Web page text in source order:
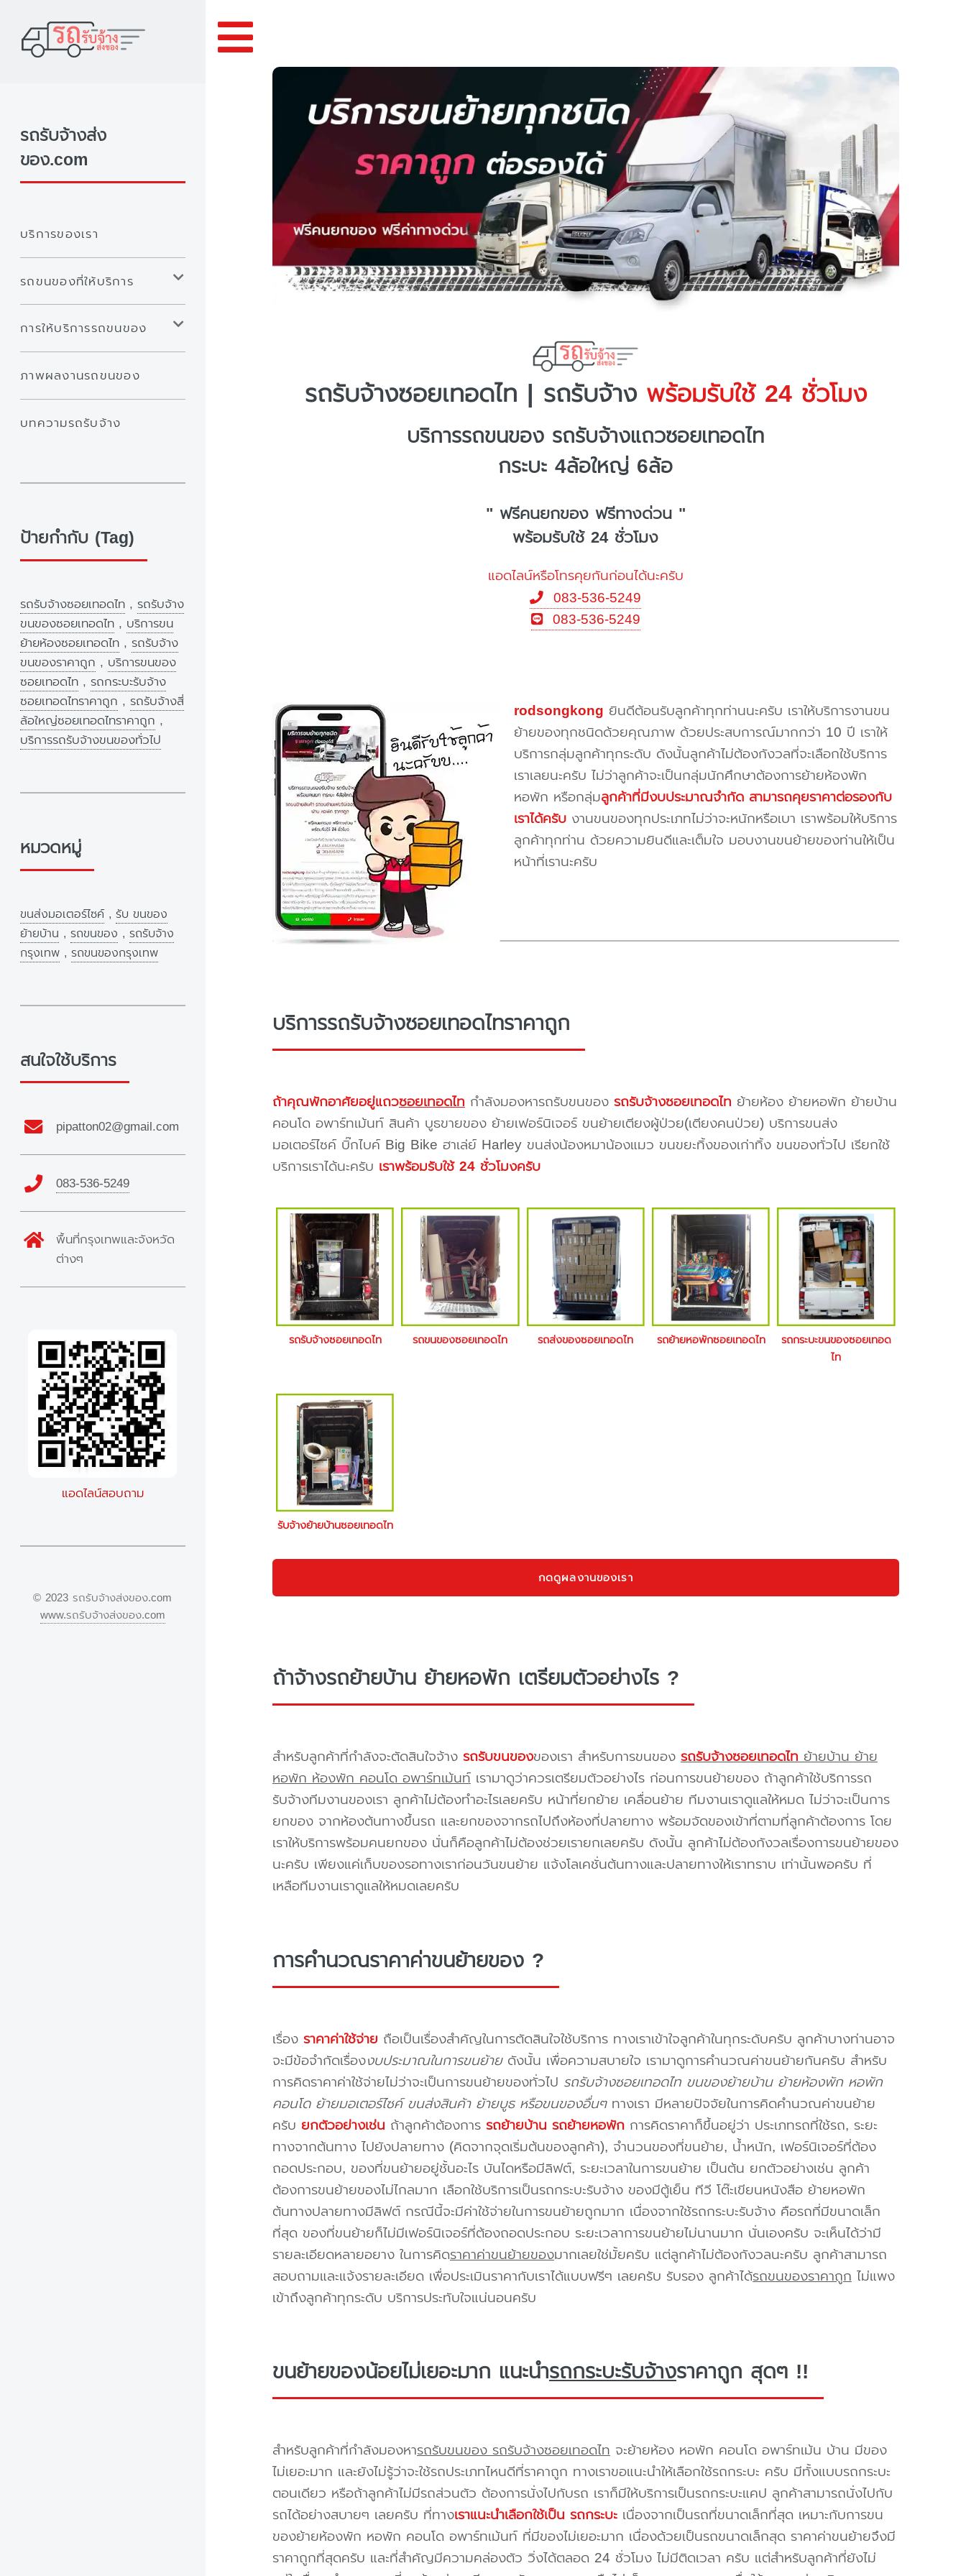
รถรับจ้างซอยเทอดไท | รถรับจ้างพร้อมรับใช้ 24 ชั่วโมง
บริการรถขนของ รถรับจ้างแถวซอยเทอดไท
กระบะ 4ล้อใหญ่ 6ล้อ
" ฟรีคนยกของ ฟรีทางด่วน "
พร้อมรับใช้ 24 ชั่วโมง
แอดไลน์หรือโทรคุยกันก่อนได้นะครับ
083-536-5249
083-536-5249
rodsongkong ยินดีต้อนรับลูกค้าทุกท่านนะครับ เราให้บริการงานขน
ย้ายของทุกชนิดด้วยคุณภาพ ด้วยประสบการณ์มากกว่า 10 ปี เราให้
บริการกลุ่มลูกค้าทุกระดับ ดังนั้นลูกค้าไม่ต้องกังวลที่จะเลือกใช้บริการ
เราเลยนะครับ ไม่ว่าลูกค้าจะเป็นกลุ่มนักศึกษาต้องการย้ายห้องพัก
หอพัก หรือกลุ่มลูกค้าที่มีงบประมาณจำกัด สามารถคุยราคาต่อรองกับ
เราได้ครับงานขนของทุกประเภทไม่ว่าจะหนักหรือเบา เราพร้อมให้บริการ
ลูกค้าทุกท่าน ด้วยความยินดีและเต็มใจ มอบงานขนย้ายของท่านให้เป็น
หน้าที่เรานะครับ
บริการรถรับจ้างซอยเทอดไทราคาถูก
ถ้าคุณพักอาศัยอยู่แถวซอยเทอดไทกำลังมองหารถรับขนของ รถรับจ้างซอยเทอดไท ย้ายห้อง ย้ายหอพัก ย้ายบ้าน
คอนโด อพาร์ทเม้นท์ สินค้า บูธขายของ ย้ายเฟอร์นิเจอร์ ขนย้ายเตียงผู้ป่วย(เตียงคนป่วย) บริการขนส่ง
มอเตอร์ไซค์ บิ๊กไบค์ Big Bike ฮาเล่ย์ Harley ขนส่งน้องหมาน้องแมว ขนขยะทิ้งของเก่าทิ้ง ขนของทั่วไป เรียกใช้
บริการเราได้นะครับ เราพร้อมรับใช้ 24 ชั่วโมงครับ
รถรับจ้างซอยเทอดไท รถขนของซอยเทอดไท รถส่งของซอยเทอดไท รถย้ายหอพักซอยเทอดไท
รถกระบะขนของซอยเทอด
ไท
รับจ้างย้ายบ้านซอยเทอดไท
กดดูผลงานของเรา
ถ้าจ้างรถย้ายบ้าน ย้ายหอพัก เตรียมตัวอย่างไร ?
สำหรับลูกค้าที่กำลังจะตัดสินใจจ้าง รถรับขนของของเรา สำหรับการขนของ รถรับจ้างซอยเทอดไทย้ายบ้าน ย้าย
หอพัก ห้องพัก คอนโด อพาร์ทเม้นท์เรามาดูว่าควรเตรียมตัวอย่างไร ก่อนการขนย้ายของ ถ้าลูกค้าใช้บริการรถ
รับจ้างทีมงานของเรา ลูกค้าไม่ต้องทำอะไรเลยครับ หน้าที่ยกย้าย เคลื่อนย้าย ทีมงานเราดูแลให้หมด ไม่ว่าจะเป็นการ
ยกของ จากห้องต้นทางขึ้นรถ และยกของจากรถไปถึงห้องที่ปลายทาง พร้อมจัดของเข้าที่ตามที่ลูกค้าต้องการ โดย
เราให้บริการพร้อมคนยกของ นั่นก็คือลูกค้าไม่ต้องช่วยเรายกเลยครับ ดังนั้น ลูกค้าไม่ต้องกังวลเรื่องการขนย้ายของ
นะครับ เพียงแค่เก็บของรอทางเราก่อนวันขนย้าย แจ้งโลเคชั่นต้นทางและปลายทางให้เราทราบ เท่านั้นพอครับ ที่
เหลือทีมงานเราดูแลให้หมดเลยครับ
การคำนวณราคาค่าขนย้ายของ ?
เรื่อง ราคาค่าใช้จ่าย ถือเป็นเรื่องสำคัญในการตัดสินใจใช้บริการ ทางเราเข้าใจลูกค้าในทุกระดับครับ ลูกค้าบางท่านอาจ
จะมีข้อจำกัดเรื่องงบประมาณในการขนย้ายดังนั้น เพื่อความสบายใจ เรามาดูการคำนวณค่าขนย้ายกันครับ สำหรับ
การคิดราคาค่าใช้จ่ายไม่ว่าจะเป็นการขนย้ายของทั่วไป รถรับจ้างซอยเทอดไท ขนของย้ายบ้าน ย้ายห้องพัก หอพัก
คอนโด ย้ายมอเตอร์ไซค์ ขนส่งสินค้า ย้ายบูธ หรือขนของอื่นๆทางเรา มีหลายปัจจัยในการคิดคำนวณค่าขนย้าย
ครับ ยกตัวอย่างเช่น ถ้าลูกค้าต้องการ รถย้ายบ้าน รถย้ายหอพักการคิดราคาก็ขึ้นอยู่ว่า ประเภทรถที่ใช้รถ, ระยะ
ทางจากต้นทาง ไปยังปลายทาง (คิดจากจุดเริ่มต้นของลูกค้า), จำนวนของที่ขนย้าย, น้ำหนัก, เฟอร์นิเจอร์ที่ต้อง
ถอดประกอบ, ของที่ขนย้ายอยู่ชั้นอะไร บันไดหรือมีลิฟต์, ระยะเวลาในการขนย้าย เป็นต้น ยกตัวอย่างเช่น ลูกค้า
ต้องการขนย้ายของไม่ไกลมาก เลือกใช้บริการเป็นรถกระบะรับจ้าง ของมีตู้เย็น ทีวี โต๊ะเขียนหนังสือ ย้ายหอพัก
ต้นทางปลายทางมีลิฟต์ กรณีนี้จะมีค่าใช้จ่ายในการขนย้ายถูกมาก เนื่องจากใช้รถกระบะรับจ้าง คือรถที่มีขนาดเล็ก
ที่สุด ของที่ขนย้ายก็ไม่มีเฟอร์นิเจอร์ที่ต้องถอดประกอบ ระยะเวลาการขนย้ายไม่นานมาก นั่นเองครับ จะเห็นได้ว่ามี
รายละเอียดหลายอยาง ในการคิดราคาค่าขนย้ายของมากเลยใช่มั้ยครับ แต่ลูกค้าไม่ต้องกังวลนะครับ ลูกค้าสามารถ
สอบถามและแจ้งรายละเอียด เพื่อประเมินราคากับเราได้แบบฟรีๆ เลยครับ รับรอง ลูกค้าได้รถขนของราคาถูกไม่แพง
เข้าถึงลูกค้าทุกระดับ บริการประทับใจแน่นอนครับ
ขนย้ายของน้อยไม่เยอะมาก แนะนำรถกระบะรับจ้างราคาถูก สุดๆ !!
สำหรับลูกค้าที่กำลังมองหารถรับขนของ รถรับจ้างซอยเทอดไทจะย้ายห้อง หอพัก คอนโด อพาร์ทเม้น บ้าน มีของ
ไม่เยอะมาก และยังไม่รู้ว่าจะใช้รถประเภทไหนดีที่ราคาถูก ทางเราขอแนะนำให้เลือกใช้รถกระบะ ครับ มีทั้งแบบรถกระบะ
ตอนเดียว หรือถ้าลูกค้าไม่มีรถส่วนตัว ต้องการนั่งไปกับรถ เราก็มีให้บริการเป็นรถกระบะแคป ลูกค้าสามารถนั่งไปกับ
รถได้อย่างสบายๆ เลยครับ ที่ทางเราแนะนำเลือกใช้เป็น รถกระบะเนื่องจากเป็นรถที่ขนาดเล็กที่สุด เหมาะกับการขน
ของย้ายห้องพัก หอพัก คอนโด อพาร์ทเม้นท์ ที่มีของไม่เยอะมาก เนื่องด้วยเป็นรถขนาดเล็กสุด ราคาค่าขนย้ายจึงมี
ราคาถูกที่สุดครับ และที่สำคัญมีความคล่องตัว วิ่งได้ตลอด 24 ชั่วโมง ไม่มีติดเวลา ครับ แต่สำหรับลูกค้าที่ยังไม่
รถรับจ้างส่ง
ของ.com
บริการของเรา
รถขนของที่ให้บริการ
การให้บริการรถขนของ
ภาพผลงานรถขนของ
บทความรถรับจ้าง
ป้ายกำกับ (Tag)
รถรับจ้างซอยเทอดไท , รถรับจ้าง
ขนของซอยเทอดไท , บริการขน
ย้ายห้องซอยเทอดไท , รถรับจ้าง
ขนของราคาถูก , บริการขนของ
ซอยเทอดไท , รถกระบะรับจ้าง
ซอยเทอดไทราคาถูก , รถรับจ้างสี่
ล้อใหญ่ซอยเทอดไทราคาถูก ,
บริการรถรับจ้างขนของทั่วไป
หมวดหมู่
ขนส่งมอเตอร์ไซค์ , รับ ขนของ
ย้ายบ้าน , รถขนของ , รถรับจ้าง
กรุงเทพ , รถขนของกรุงเทพ
สนใจใช้บริการ
pipatton02@gmail.com
083-536-5249
พื้นที่กรุงเทพและจังหวัด
ต่างๆ
แอดไลน์สอบถาม
© 2023 รถรับจ้างส่งของ.com
www.รถรับจ้างส่งของ.com